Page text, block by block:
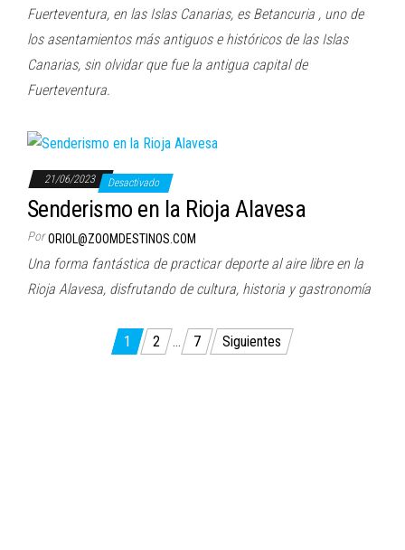
Fuerteventura, en las Islas Canarias, es Betancuria , uno de
los asentamientos más antiguos e históricos de las Islas
Canarias, sin olvidar que fue la antigua capital de
Fuerteventura.
21/06/2023 Desactivado
Senderismo en la Rioja Alavesa
Por ORIOL@ZOOMDESTINOS.COM
Una forma fantástica de practicar deporte al aire libre en la
Rioja Alavesa, disfrutando de cultura, historia y gastronomía
Paginación
1 2 … 7 Siguientes